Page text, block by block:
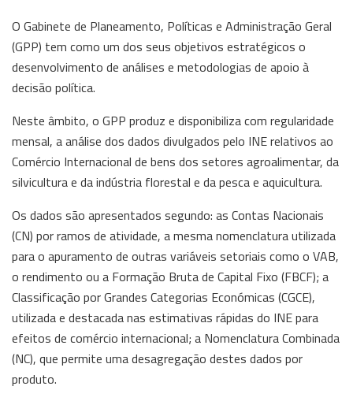
O Gabinete de Planeamento, Políticas e Administração Geral
(GPP) tem como um dos seus objetivos estratégicos o
desenvolvimento de análises e metodologias de apoio à
decisão política.
Neste âmbito, o GPP produz e disponibiliza com regularidade
mensal, a análise dos dados divulgados pelo INE relativos ao
Comércio Internacional de bens dos setores agroalimentar, da
silvicultura e da indústria florestal e da pesca e aquicultura.
Os dados são apresentados segundo: as Contas Nacionais
(CN) por ramos de atividade, a mesma nomenclatura utilizada
para o apuramento de outras variáveis setoriais como o VAB,
o rendimento ou a Formação Bruta de Capital Fixo (FBCF); a
Classificação por Grandes Categorias Económicas (CGCE),
utilizada e destacada nas estimativas rápidas do INE para
efeitos de comércio internacional; a Nomenclatura Combinada
(NC), que permite uma desagregação destes dados por
produto.